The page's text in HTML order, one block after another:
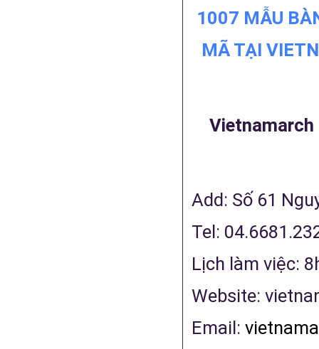
1007 MẪU
MÃ TẠI
Vietnamarch
Add: Số 61
Tel:
Lịch làm việc:
Website:
Email: